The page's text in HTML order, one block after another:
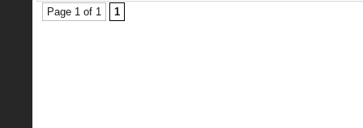
Page 1 of 1 1